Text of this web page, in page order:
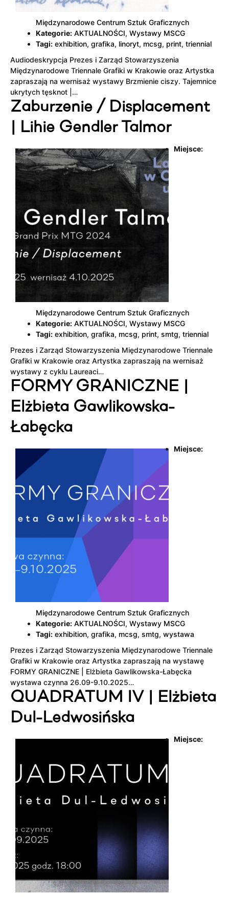
Międzynarodowe Centrum Sztuk Graficznych
Kategorie: AKTUALNOŚCI, Wystawy MSCG
Tagi: exhibition, grafika, linoryt, mcsg, print, triennial
Audiodeskrypcja Prezes i Zarząd Stowarzyszenia
Międzynarodowe Triennale Grafiki w Krakowie oraz Artystka
zapraszają na wernisaż wystawy Brzmienie ciszy. Tajemnice
ukrytych tęsknot |…
Zaburzenie / Displacement
| Lihie Gendler Talmor
Miejsce:
Międzynarodowe Centrum Sztuk Graficznych
Kategorie: AKTUALNOŚCI, Wystawy MSCG
Tagi: exhibition, grafika, mcsg, print, smtg, triennial
Prezes i Zarząd Stowarzyszenia Międzynarodowe Triennale
Grafiki w Krakowie oraz Artystka zapraszają na wernisaż
wystawy z cyklu Laureaci…
FORMY GRANICZNE |
Elżbieta Gawlikowska-
Łabęcka
Miejsce:
Międzynarodowe Centrum Sztuk Graficznych
Kategorie: AKTUALNOŚCI, Wystawy MSCG
Tagi: exhibition, grafika, mcsg, smtg, wystawa
Prezes i Zarząd Stowarzyszenia Międzynarodowe Triennale
Grafiki w Krakowie oraz Artystka zapraszają na wystawę
FORMY GRANICZNE | Elżbieta Gawlikowska-Łabęcka
wystawa czynna 26.09-9.10.2025…
QUADRATUM IV | Elżbieta
Dul-Ledwosińska
Miejsce: